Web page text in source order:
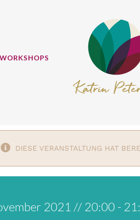
DIESE VERANSTALTUNG HAT
2021 // 20:00 -